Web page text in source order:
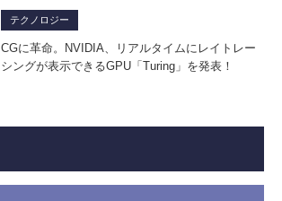
テクノロジー
CGに革命。NVIDIA、リアルタイムにレイトレー
シングが表示できるGPU「Turing」を発表！